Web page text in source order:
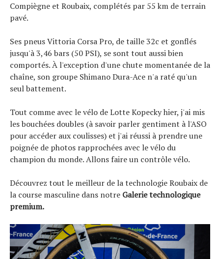
Compiègne et Roubaix, complétés par 55 km de terrain
pavé.
Ses pneus Vittoria Corsa Pro, de taille 32c et gonflés
jusqu'à 3,46 bars (50 PSI), se sont tout aussi bien
comportés. À l'exception d'une chute momentanée de la
chaîne, son groupe Shimano Dura-Ace n'a raté qu'un
seul battement.
Tout comme avec le vélo de Lotte Kopecky hier, j'ai mis
les bouchées doubles (à savoir parler gentiment à l'ASO
pour accéder aux coulisses) et j'ai réussi à prendre une
poignée de photos rapprochées avec le vélo du
champion du monde. Allons faire un contrôle vélo.
Découvrez tout le meilleur de la technologie Roubaix de
la course masculine dans notre Galerie technologique
premium.